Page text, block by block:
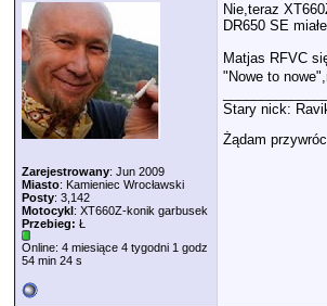
Zarejestrowany: Jun 2009
Miasto: Kamieniec Wrocławski
Posty: 3,142
Motocykl: XT660Z-konik garbusek
Przebieg: Ł
Online: 4 miesiące 4 tygodni 1 godz
54 min 24 s
Nie,teraz
DR650 SE
Matjas RFVC
"Nowe to
Stary nick:
Żądam